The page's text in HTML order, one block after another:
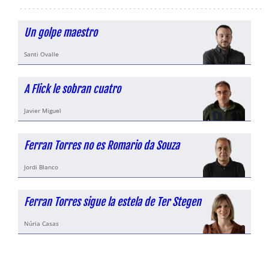
Un golpe maestro
Santi Ovalle
A Flick le sobran cuatro
Javier Miguel
Ferran Torres no es Romario da Souza
Jordi Blanco
Ferran Torres sigue la estela de Ter Stegen
Núria Casas